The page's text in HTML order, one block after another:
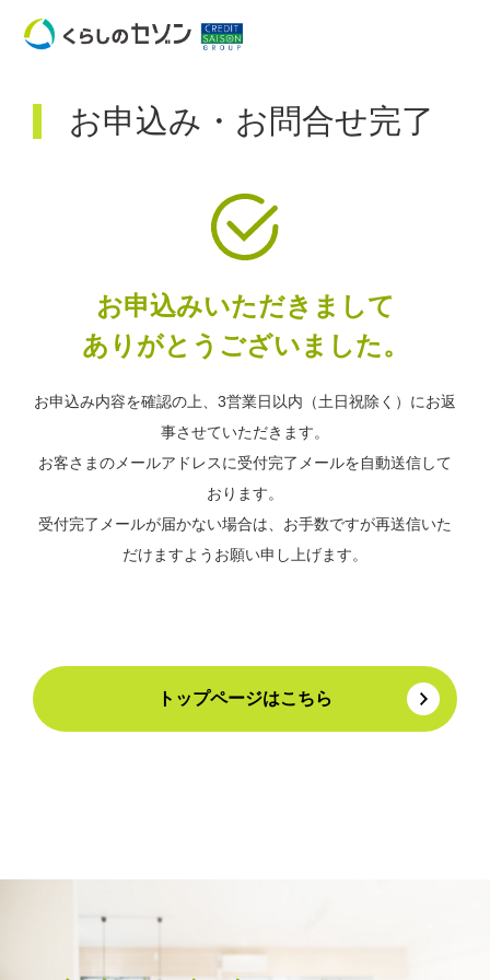
お申込み・お問合せ完了
お申込みいただきまして
ありがとうございました。
お申込み内容を確認の上、3営業日以内（土日祝除く）にお返
事させていただきます。
お客さまのメールアドレスに受付完了メールを自動送信して
おります。
受付完了メールが届かない場合は、お手数ですが再送信いた
だけますようお願い申し上げます。
トップページはこちら